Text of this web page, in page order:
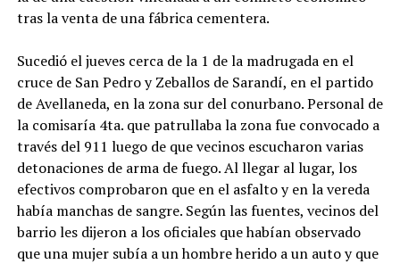
tras la venta de una fábrica cementera.
Sucedió el jueves cerca de la 1 de la madrugada en el
cruce de San Pedro y Zeballos de Sarandí, en el partido
de Avellaneda, en la zona sur del conurbano. Personal de
la comisaría 4ta. que patrullaba la zona fue convocado a
través del 911 luego de que vecinos escucharon varias
detonaciones de arma de fuego. Al llegar al lugar, los
efectivos comprobaron que en el asfalto y en la vereda
había manchas de sangre. Según las fuentes, vecinos del
barrio les dijeron a los oficiales que habían observado
que una mujer subía a un hombre herido a un auto y que